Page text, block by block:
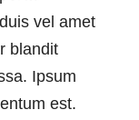
vel amet
blandit
Ipsum
est.